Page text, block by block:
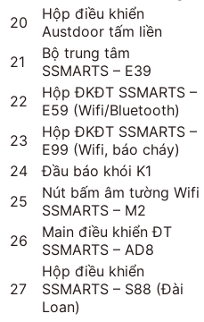
20
Hộp điều khiển
Austdoor tấm liền
21
Bộ trung tâm
SSMARTS – E39
22
Hộp ĐKĐT SSMARTS –
E59 (Wifi/Bluetooth)
23
Hộp ĐKĐT SSMARTS –
E99 (Wifi, báo cháy)
24
Đầu báo khói K1
25
Nút bấm âm tường Wifi
SSMARTS – M2
26
Main điều khiển ĐT
SSMARTS – AD8
27
Hộp điều khiển
SSMARTS – S88 (Đài
Loan)